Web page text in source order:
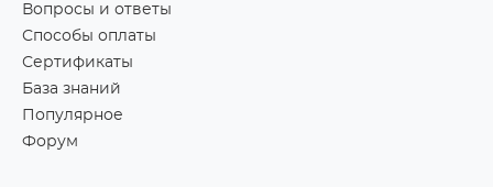
Вопросы и ответы
Способы оплаты
Сертификаты
База знаний
Популярное
Форум